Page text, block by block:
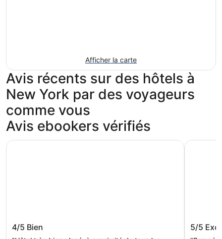
Afficher la carte
Avis récents sur des hôtels à
New York par des voyageurs
comme vous
Avis ebookers vérifiés
Hotel
4/5 Bien
Sheraton New York Times Square Hotel
5/5
ROW NYC